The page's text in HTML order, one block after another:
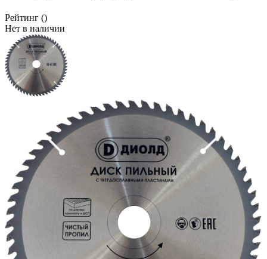
Рейтинг ()
Нет в наличии